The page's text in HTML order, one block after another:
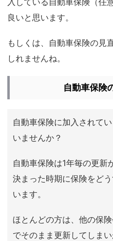
入している自動車保険（任
良いと思います。
もしくは、自動車保険の見
しれませんね。
自動車保険
自動車保険に加入されて
いませんか？
自動車保険は1年毎の更新
決まった時期に保険をど
います。
ほとんどの方は、他の保
でそのまま更新してしま